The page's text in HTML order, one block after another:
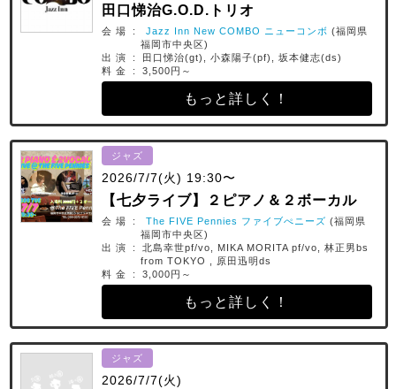
田口悌治G.O.D.トリオ
会 場 : Jazz Inn New COMBO ニューコンボ (福岡県
福岡市中央区)
出 演 : 田口悌治(gt), 小森陽子(pf), 坂本健志(ds)
料 金 : 3,500円～
もっと詳しく！
ジャズ
2026/7/7(火) 19:30〜
【七夕ライブ】２ピアノ＆２ボーカル
会 場 : The FIVE Pennies ファイブぺニーズ (福岡県
福岡市中央区)
出 演 : 北島幸世pf/vo, MIKA MORITA pf/vo, 林正男bs
from TOKYO , 原田迅明ds
料 金 : 3,000円～
もっと詳しく！
ジャズ
2026/7/7(火)